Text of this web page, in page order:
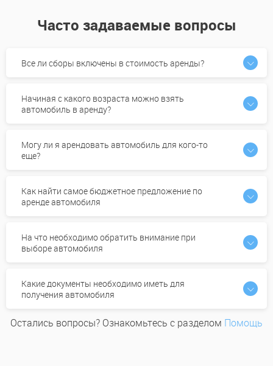
Часто задаваемые вопросы
Все ли сборы включены в стоимость аренды?
Начиная с какого возраста можно взять
автомобиль в аренду?
Могу ли я арендовать автомобиль для кого-то
еще?
Как найти самое бюджетное предложение по
аренде автомобиля
На что необходимо обратить внимание при
выборе автомобиля
Какие документы необходимо иметь для
получения автомобиля
Остались вопросы? Ознакомьтесь с разделом Помощь